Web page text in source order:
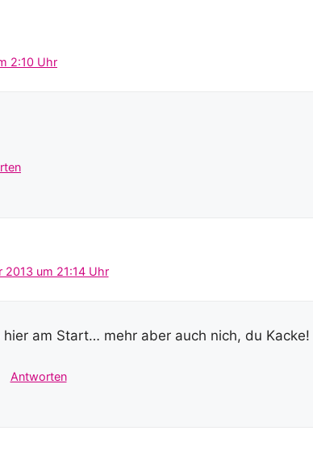
2:10 Uhr
2013 um 21:14 Uhr
hier am Start… mehr aber auch nich, du Kacke!
Antworten